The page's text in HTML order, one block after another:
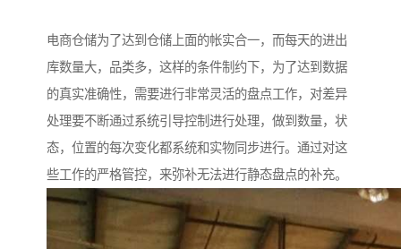
电商仓储为了达到仓储上面的帐实合一，而每天的进出
库数量大，品类多，这样的条件制约下，为了达到数据
的真实准确性，需要进行非常灵活的盘点工作，对差异
处理要不断通过系统引导控制进行处理，做到数量，状
态，位置的每次变化都系统和实物同步进行。通过对这
些工作的严格管控，来弥补无法进行静态盘点的补充。